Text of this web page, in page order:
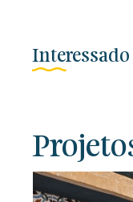
Interessado